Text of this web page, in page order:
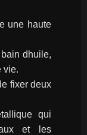
une haute
dhuile,
vie.
fixer deux
qui
et les